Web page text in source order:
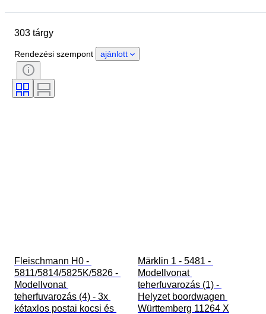
Állapot
Tápegység
Vasúti társaság
Korszak
303 tárgy
Rendezési szempont ajánlott
Fleischmann H0 -
5811/5814/5825K/5826 -
Modellvonat
teherfuvarozás (4) - 3x
kétaxlos postai kocsi és
Märklin 1 - 5481 -
Modellvonat
teherfuvarozás (1) -
Helyzet boordwagen
Württemberg 11264 X